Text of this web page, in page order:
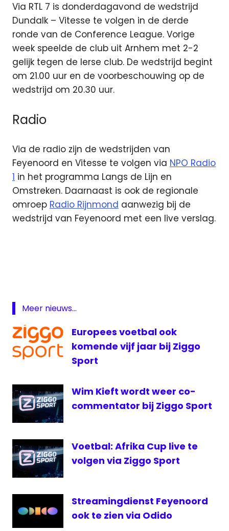
Via RTL 7 is donderdagavond de wedstrijd
Dundalk – Vitesse te volgen in de derde
ronde van de Conference League. Vorige
week speelde de club uit Arnhem met 2-2
gelijk tegen de Ierse club. De wedstrijd begint
om 21.00 uur en de voorbeschouwing op de
wedstrijd om 20.30 uur.
Radio
Via de radio zijn de wedstrijden van
Feyenoord en Vitesse te volgen via NPO Radio
1 in het programma Langs de Lijn en
Omstreken. Daarnaast is ook de regionale
omroep Radio Rijnmond aanwezig bij de
wedstrijd van Feyenoord met een live verslag.
FOX
1
Radio
Rijnmond
7
Vitesse
voetbal
Meer nieuws...
Europees voetbal ook
komende vijf jaar bij Ziggo
Sport
Wim Kieft wordt weer co-
commentator bij Ziggo Sport
Voetbal: Afrika Cup live te
volgen via Ziggo Sport
Streamingdienst Feyenoord
ook te zien via Odido